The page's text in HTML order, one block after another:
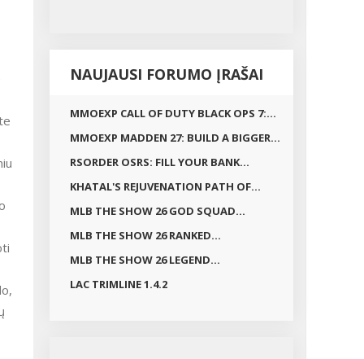
NAUJAUSI FORUMO ĮRAŠAI
MMOEXP CALL OF DUTY BLACK OPS 7:...
MMOEXP MADDEN 27: BUILD A BIGGER...
RSORDER OSRS: FILL YOUR BANK...
KHATAL'S REJUVENATION PATH OF...
MLB THE SHOW 26 GOD SQUAD...
MLB THE SHOW 26 RANKED...
MLB THE SHOW 26 LEGEND...
LAC TRIMLINE 1.4.2